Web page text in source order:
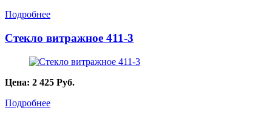
Подробнее
Стекло витражное 411-3
Цена: 2 425 Руб.
Подробнее